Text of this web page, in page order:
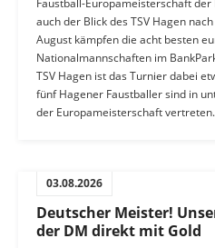
Faustball-Europameisterschaft
auch der Blick des TSV Hagen
August kämpfen die acht besten
Nationalmannschaften im
TSV Hagen ist das Turnier dabei
fünf Hagener Faustballer sind in
der Europameisterschaft vertreten.
03.08.2026
Deutscher Meister!
der DM direkt mit Gold